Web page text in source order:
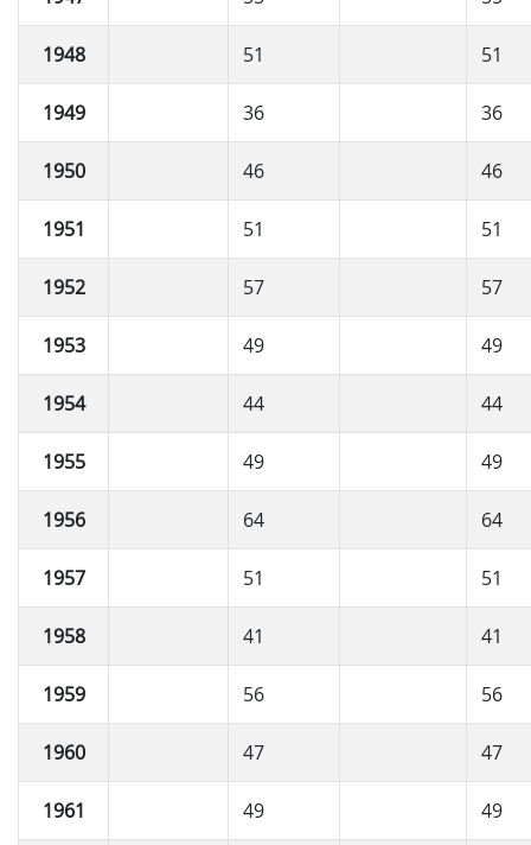
1948 51 51
1949 36 36
1950 46 46
1951 51 51
1952 57 57
1953 49 49
1954 44 44
1955 49 49
1956 64 64
1957 51 51
1958 41 41
1959 56 56
1960 47 47
1961 49 49